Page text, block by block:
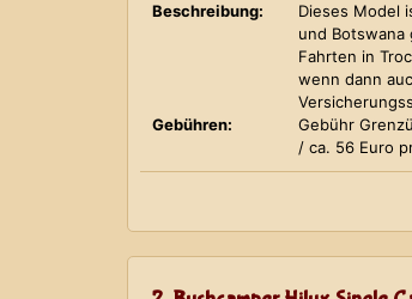
Beschreibung:
Dieses Model
und
Fahrten in
wenn dann
Gebühren:
Gebühr
/ ca. 56 Euro